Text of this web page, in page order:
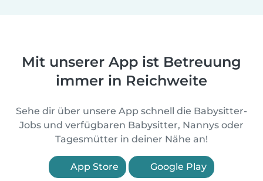
Mit unserer App ist Betreuung
immer in Reichweite
Sehe dir über unsere App schnell die Babysitter-
Jobs und verfügbaren Babysitter, Nannys oder
Tagesmütter in deiner Nähe an!
App Store Google Play